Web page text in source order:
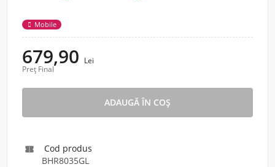
Mobile
679,90 Lei
Preț Final

Cod produs
BHR8035GL